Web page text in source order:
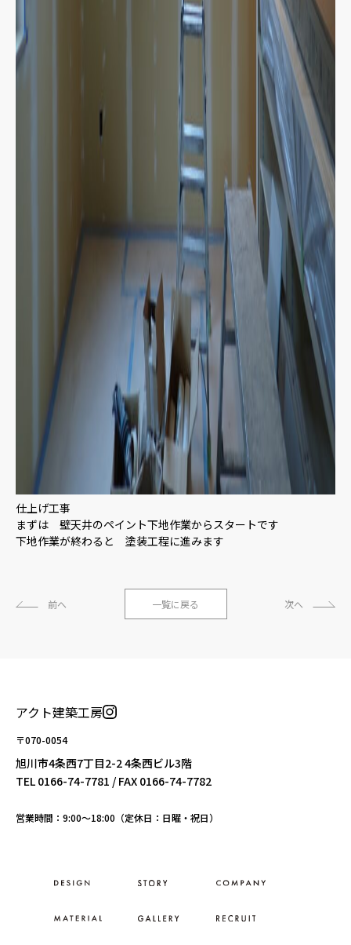
仕上げ工事
まずは 壁天井のペイント下地作業からスタートです
下地作業が終わると 塗装工程に進みます
前へ 一覧に戻る 次へ
アクト建築工房
〒070-0054
旭川市4条西7丁目2-2 4条西ビル3階
TEL 0166-74-7781 / FAX 0166-74-7782
営業時間：9:00〜18:00（定休日：日曜・祝日）